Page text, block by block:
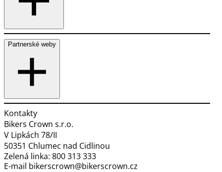
Partnerské weby
Kontakty
Bikers Crown s.r.o.
V Lipkách 78/II
50351 Chlumec nad Cidlinou
Zelená linka: 800 313 333
E-mail bikerscrown@bikerscrown.cz